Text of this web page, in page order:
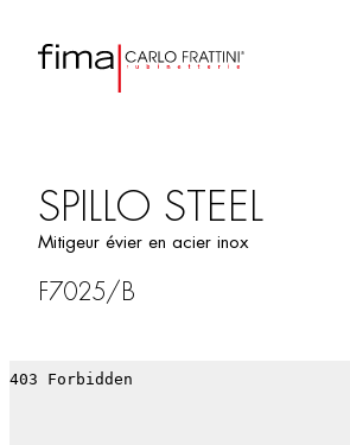
SPILLO STEEL
Mitigeur évier en acier inox
F7025/B